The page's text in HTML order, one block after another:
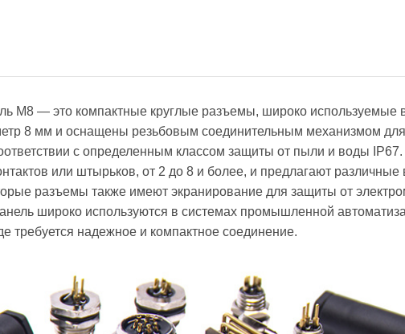
M8 — это компактные круглые разъемы, широко
8 мм и оснащены резьбовым соединительным механизмом
с определенным классом защиты от пыли и воды
или штырьков, от 2 до 8 и более, и предлагают различные
разъемы также имеют экранирование для защиты от
широко используются в системах промышленной
требуется надежное и компактное соединение.